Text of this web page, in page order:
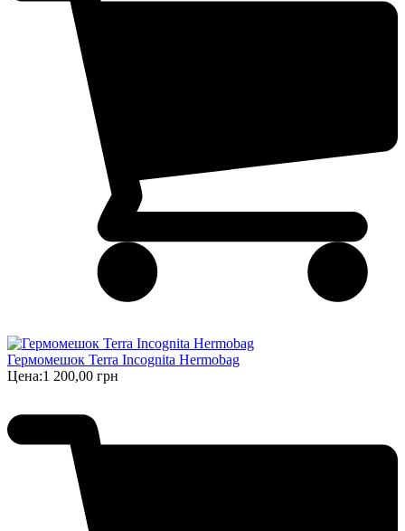
Гермомешок Terra Incognita Hermobag
Цена:1 200,00 грн